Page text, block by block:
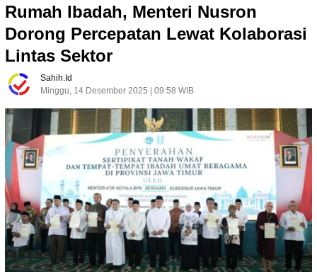
Rumah Ibadah, Menteri Nusron
Dorong Percepatan Lewat Kolaborasi
Lintas Sektor
Sahih.id
Minggu, 14 Desember 2025 | 09:58 WIB